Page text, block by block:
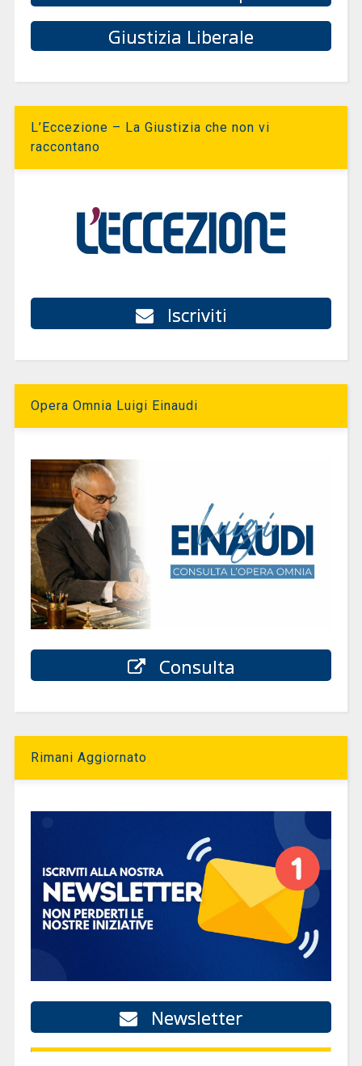
Giustizia Liberale
L’Eccezione – La Giustizia che non vi
raccontano
Iscriviti
Opera Omnia Luigi Einaudi
Consulta
Rimani Aggiornato
Newsletter